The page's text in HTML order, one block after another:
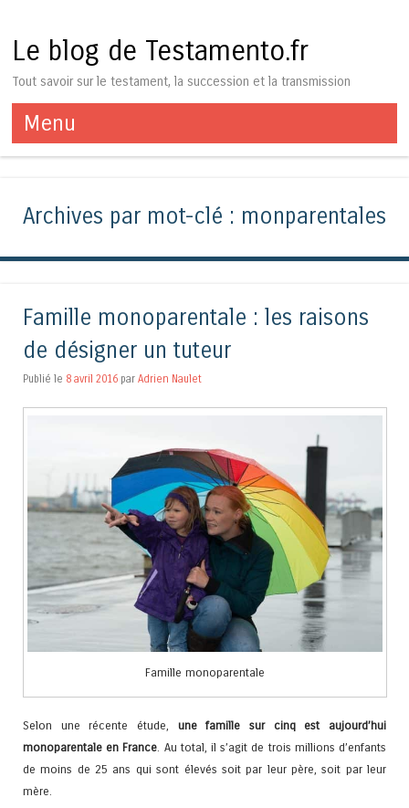
Le blog de Testamento.fr
Tout savoir sur le testament, la succession et la transmission
Menu
Aller au contenu
Archives par mot-clé : monparentales
Famille monoparentale : les raisons
de désigner un tuteur
Publié le 8 avril 2016 par Adrien Naulet
Famille monoparentale
Selon une récente étude, une famille sur cinq est aujourd’hui
monoparentale en France. Au total, il s’agit de trois millions d’enfants
de moins de 25 ans qui sont élevés soit par leur père, soit par leur
mère.